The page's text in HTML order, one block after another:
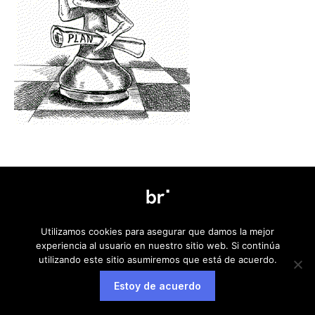
Utilizamos cookies para asegurar que damos la mejor
experiencia al usuario en nuestro sitio web. Si continúa
utilizando este sitio asumiremos que está de acuerdo.
Estoy de acuerdo